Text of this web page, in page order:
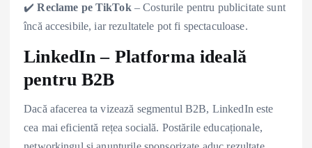
✔️Reclame pe TikTok– Costurile pentru publicitate sunt
încă accesibile, iar rezultatele pot fi spectaculoase.
LinkedIn – Platforma ideală
pentru B2B
Dacă afacerea ta vizează segmentul B2B, LinkedIn este
cea mai eficientă rețea socială. Postările educaționale,